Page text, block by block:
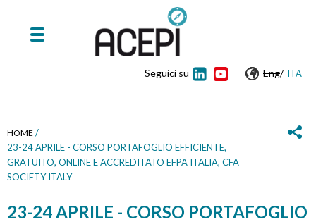
Eng/ ITA
Seguici su
T
u
s
HOME /
23-24 APRILE - CORSO PORTAFOGLIO EFFICIENTE,
GRATUITO, ONLINE E ACCREDITATO EFPA ITALIA, CFA
SOCIETY ITALY
23-24 APRILE - CORSO PORTAFOGLIO